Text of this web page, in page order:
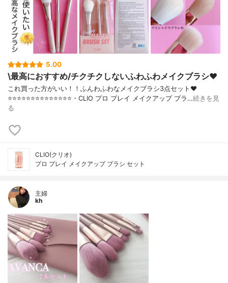
5.00
\最高におすすめ/チクチクしないふわふわメイクブラシ❤️
これ買った方がいい！！ふんわふわなメイクブラシ3点セット❤️
⭐️⭐️⭐️⭐️⭐️⭐️⭐️⭐️⭐️⭐️⭐️⭐️⭐️⭐️・CLIO プロ プレイ メイクアップ ブラ…続きを見
る
CLIO(クリオ)
プロ プレイ メイクアップ ブラシ セット
主婦
kh